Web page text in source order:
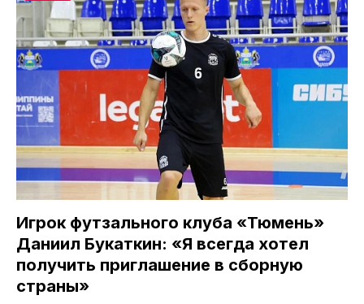
Игрок футзального клуба «Тюмень»
Даниил Букаткин: «Я всегда хотел
получить приглашение в сборную
страны»